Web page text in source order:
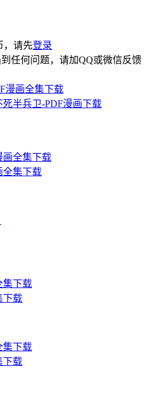
，请先登录
任何问题，请加QQ或微信反馈
漫画全集下载
死半兵卫-PDF漫画下载
全集下载
下载
下载